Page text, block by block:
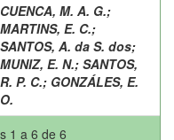
CUENCA, M. A. G.;
MARTINS, E. C.;
SANTOS, A. da S. dos;
MUNIZ, E. N.; SANTOS,
R. P. C.; GONZÁLES, E.
O.
1 a 6 de 6